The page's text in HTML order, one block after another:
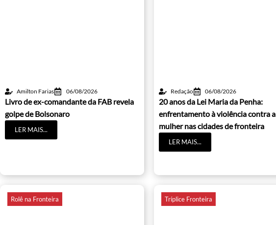
Amilton Farias 06/08/2026
Livro de ex-comandante da FAB revela
golpe de Bolsonaro
LER MAIS...
Redação 06/08/2026
20 anos da Lei Maria da Penha:
enfrentamento à violência contra a
mulher nas cidades de fronteira
LER MAIS...
Rolê na Fronteira Tríplice Fronteira